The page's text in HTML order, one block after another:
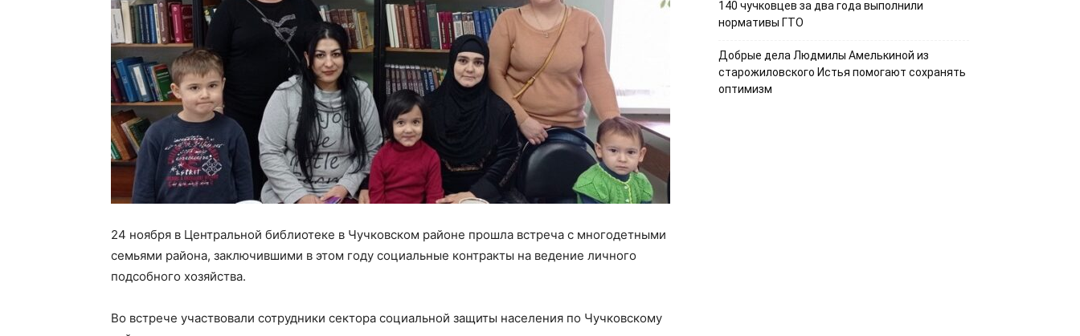
24 ноября в Центральной библиотеке в Чучковском районе прошла встреча с многодетными
семьями района, заключившими в этом году социальные контракты на ведение личного
подсобного хозяйства.
Во встрече участвовали сотрудники сектора социальной защиты населения по Чучковскому
140 чучковцев за два года выполнили
нормативы ГТО
Добрые дела Людмилы Амелькиной из
старожиловского Истья помогают сохранять
оптимизм